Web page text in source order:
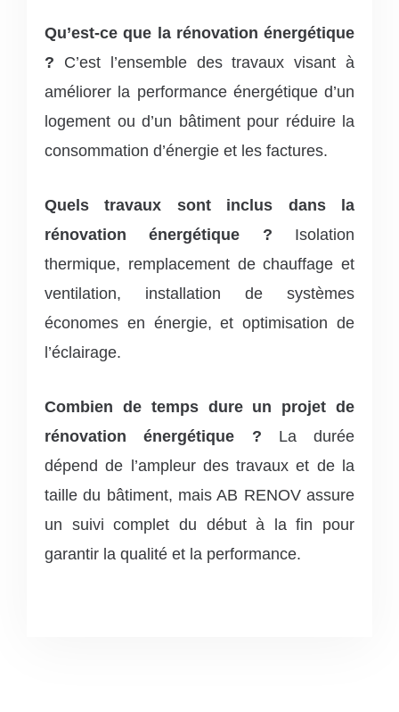
Qu’est-ce que la rénovation énergétique
? C’est l’ensemble des travaux visant à
améliorer la performance énergétique d’un
logement ou d’un bâtiment pour réduire la
consommation d’énergie et les factures.
Quels travaux sont inclus dans la
rénovation énergétique ? Isolation
thermique, remplacement de chauffage et
ventilation, installation de systèmes
économes en énergie, et optimisation de
l’éclairage.
Combien de temps dure un projet de
rénovation énergétique ? La durée
dépend de l’ampleur des travaux et de la
taille du bâtiment, mais AB RENOV assure
un suivi complet du début à la fin pour
garantir la qualité et la performance.